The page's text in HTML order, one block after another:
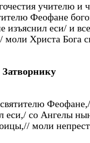
учителю и
Феофане
изъяснил еси/ и
моли Христа Бога
еси,/ со Ангелы
моли